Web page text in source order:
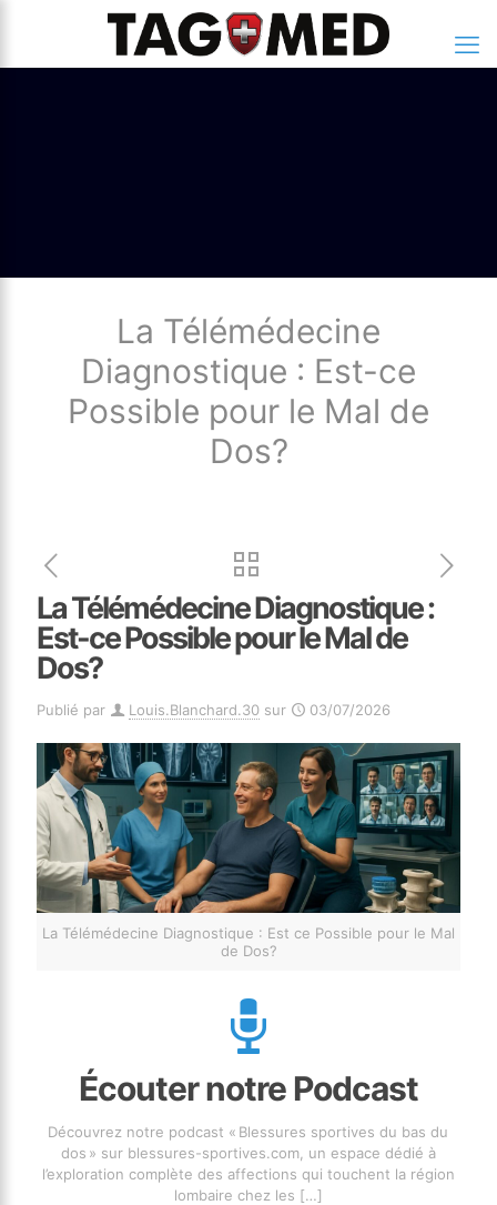
La Télémédecine
Diagnostique : Est-ce
Possible pour le Mal de
Dos?
La Télémédecine Diagnostique :
Est-ce Possible pour le Mal de
Dos?
Publié par Louis.Blanchard.30 sur 03/07/2026
La Télémédecine Diagnostique : Est ce Possible pour le Mal
de Dos?
Écouter notre Podcast
Découvrez notre podcast « Blessures sportives du bas du
dos » sur blessures-sportives.com, un espace dédié à
l’exploration complète des affections qui touchent la région
lombaire chez les […]